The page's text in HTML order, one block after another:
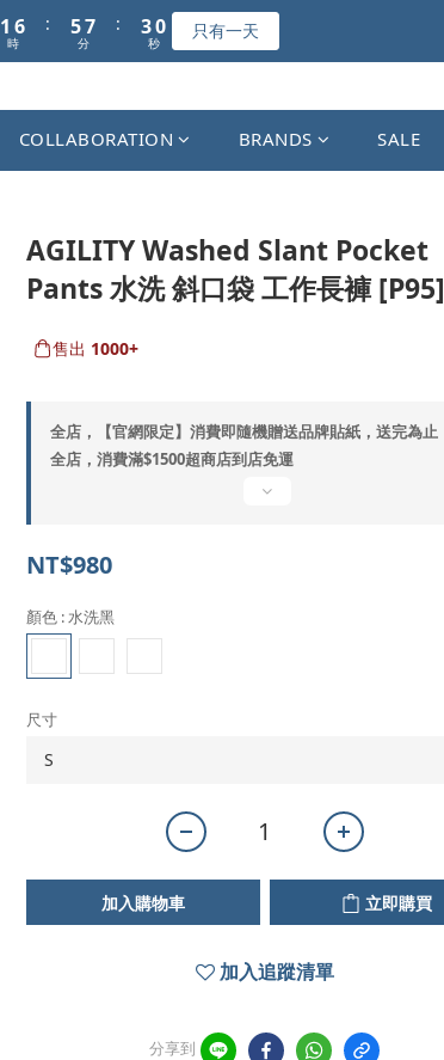
1
0
6
5
3
2
時
:
5
4
2
1
7
6
4
3
分
:
2
1
9
8
6
5
1
0
秒
只有一天
COLLABORATION BRANDS SALE
AGILITY Washed Slant Pocket
Pants 水洗 斜口袋 工作長褲 [P95]
售出 1000+
全店，【官網限定】消費即隨機贈送品牌貼紙，送完為止
全店，消費滿$1500超商店到店免運
NT$980
顏色 : 水洗黑
尺寸
加入購物車 立即購買
加入追蹤清單
分享到